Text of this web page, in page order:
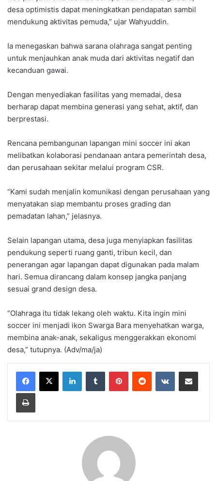
desa optimistis dapat meningkatkan pendapatan sambil
mendukung aktivitas pemuda,” ujar Wahyuddin.
Ia menegaskan bahwa sarana olahraga sangat penting
untuk menjauhkan anak muda dari aktivitas negatif dan
kecanduan gawai.
Dengan menyediakan fasilitas yang memadai, desa
berharap dapat membina generasi yang sehat, aktif, dan
berprestasi.
Rencana pembangunan lapangan mini soccer ini akan
melibatkan kolaborasi pendanaan antara pemerintah desa,
dan perusahaan sekitar melalui program CSR.
“Kami sudah menjalin komunikasi dengan perusahaan yang
menyatakan siap membantu proses grading dan
pemadatan lahan,” jelasnya.
Selain lapangan utama, desa juga menyiapkan fasilitas
pendukung seperti ruang ganti, tribun kecil, dan
penerangan agar lapangan dapat digunakan pada malam
hari. Semua dirancang dalam konsep jangka panjang
sesuai grand design desa.
“Olahraga itu tidak lekang oleh waktu. Kita ingin mini
soccer ini menjadi ikon Swarga Bara menyehatkan warga,
membina anak-anak, sekaligus menggerakkan ekonomi
desa,” tutupnya. (Adv/ma/ja)
LinkedInTumblr PinterestReddit VKontakteShare via Email
Print